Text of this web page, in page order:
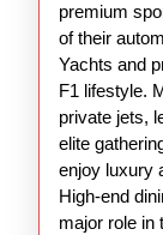
premium
of their
Yachts and
F1 lifestyle.
private jets,
elite
enjoy luxury
High-end
major role in